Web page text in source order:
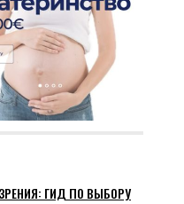
ГИД ПО ВЫБОРУ